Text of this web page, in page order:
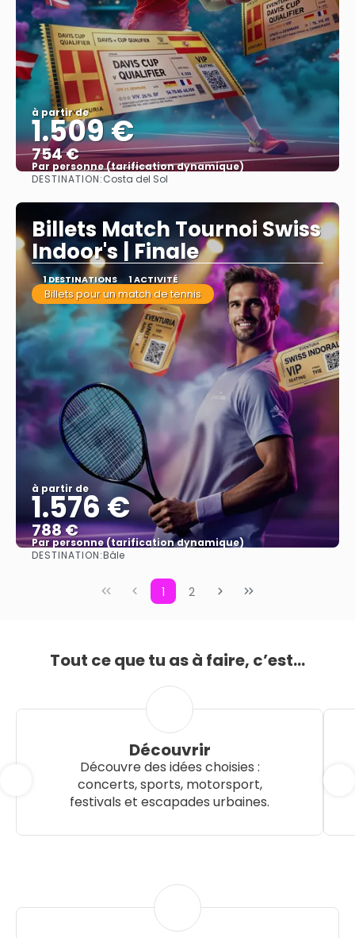
à partir de
1.509 €
754 €
Par personne (tarification dynamique)
Afficher
DESTINATION:Costa del Sol
Billets Match Tournoi Swiss
Indoor's | Finale
1 DESTINATIONS 1 ACTIVITÉ
Billets pour un match de tennis
à partir de
1.576 €
788 €
Par personne (tarification dynamique)
DESTINATION:Bâle
1 2
Tout ce que tu as à faire, c’est...
Découvrir
Découvre des idées choisies :
concerts, sports, motorsport,
festivals et escapades urbaines.